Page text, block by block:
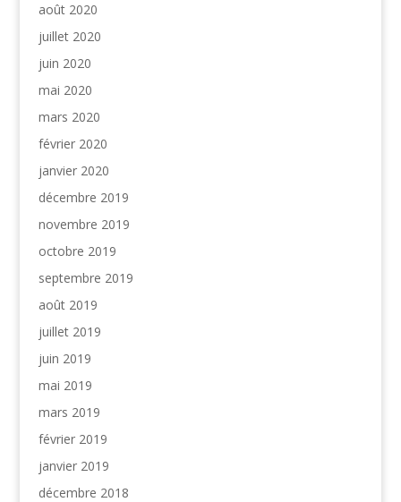
août 2020
juillet 2020
juin 2020
mai 2020
mars 2020
février 2020
janvier 2020
décembre 2019
novembre 2019
octobre 2019
septembre 2019
août 2019
juillet 2019
juin 2019
mai 2019
mars 2019
février 2019
janvier 2019
décembre 2018